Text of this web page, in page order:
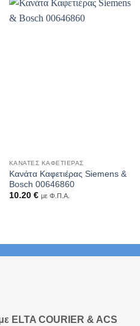
ΚΑΝΆΤΕΣ ΚΑΦΕΤΙΈΡΑΣ
Κανάτα Καφετιέρας Siemens &
Bosch 00646860
10.20 € με Φ.Π.Α.
ELTA COURIER & ACS